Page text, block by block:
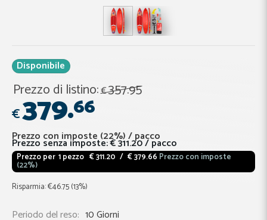
Disponibile
Prezzo di listino: €357.95
€379.66
Prezzo con imposte (22%)/pacco
Prezzo senza imposte:€ 311.20/ pacco
Prezzo per 1 pezzo € 311.20 / € 379.66 Prezzo con imposte
(22%)
Risparmia: €46.75(13%)
Periodo del reso: 10 Giorni